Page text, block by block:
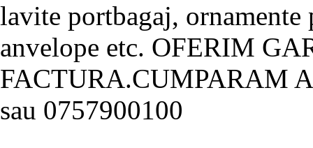
lavite portbagaj,
anvelope etc. OFERIM
FACTURA.CUMPARAM
sau 0757900100